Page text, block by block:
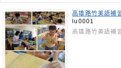
高雄路竹美語補
lu0001
高雄路竹美語補